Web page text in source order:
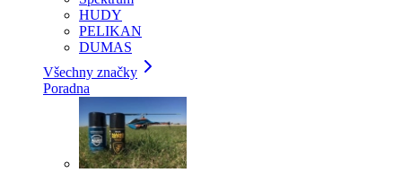
HUDY
PELIKAN
DUMAS
Všechny značky
Poradna